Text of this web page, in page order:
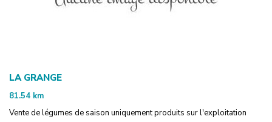
LA GRANGE
81.54 km
Vente de légumes de saison uniquement produits sur l'exploitation